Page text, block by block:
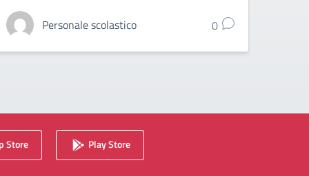
Personale scolastico 0
Store Play Store